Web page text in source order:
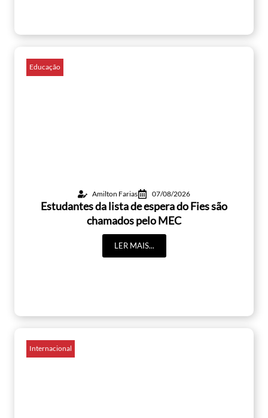
Educação
Amilton Farias 07/08/2026
Estudantes da lista de espera do Fies são
chamados pelo MEC
LER MAIS...
Internacional